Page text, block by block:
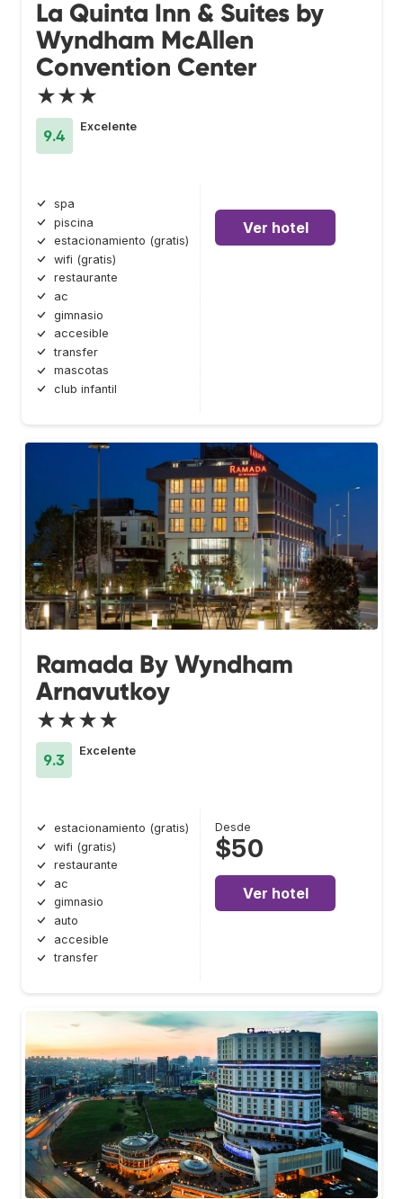
La Quinta Inn & Suites by
Wyndham McAllen
Convention Center
★★★
9.4
Excelente
spa
piscina
estacionamiento (gratis)
wifi (gratis)
restaurante
ac
gimnasio
accesible
transfer
mascotas
club infantil
Ver hotel
Ramada By Wyndham
Arnavutkoy
★★★★
9.3
Excelente
estacionamiento (gratis)
wifi (gratis)
restaurante
ac
gimnasio
auto
accesible
transfer
Desde
$50
Ver hotel